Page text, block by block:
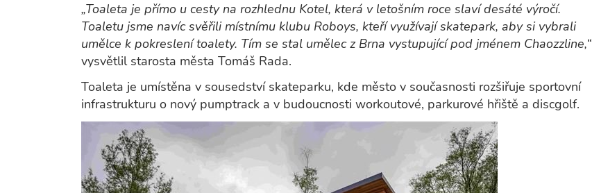
„Toaleta je přímo u cesty na rozhlednu Kotel, která v letošním roce slaví desáté výročí.
Toaletu jsme navíc svěřili místnímu klubu Roboys, kteří využívají skatepark, aby si vybrali
umělce k pokreslení toalety. Tím se stal umělec z Brna vystupující pod jménem Chaozzline,“
vysvětlil starosta města Tomáš Rada.
Toaleta je umístěna v sousedství skateparku, kde město v současnosti rozšiřuje sportovní
infrastrukturu o nový pumptrack a v budoucnosti workoutové, parkurové hřiště a discgolf.